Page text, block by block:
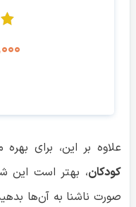
علاوه بر این، برای
کودکان، بهتر است این
صورت ناشنا به آن‌ها